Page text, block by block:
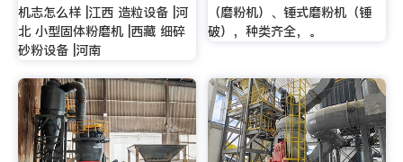
机志怎么样 |江西 造粒设备 |河
北 小型固体粉磨机 |西藏 细碎
砂粉设备 |河南
（磨粉机）、锤式磨粉机（锤
破），种类齐全，。